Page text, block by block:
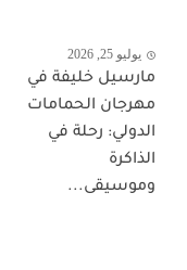
يوليو 25, 2026
مارسيل خليفة في
مهرجان الحمامات
الدولي: رحلة في
الذاكرة
وموسيقى...